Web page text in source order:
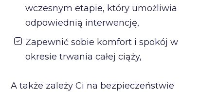
wczesnym etapie, który umożliwia
odpowiednią interwencję,
Zapewnić sobie komfort i spokój w
okresie trwania całej ciąży,
A także zależy Ci na bezpieczeństwie